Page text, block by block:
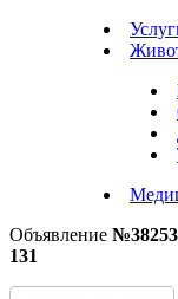
Объявление №38253
131